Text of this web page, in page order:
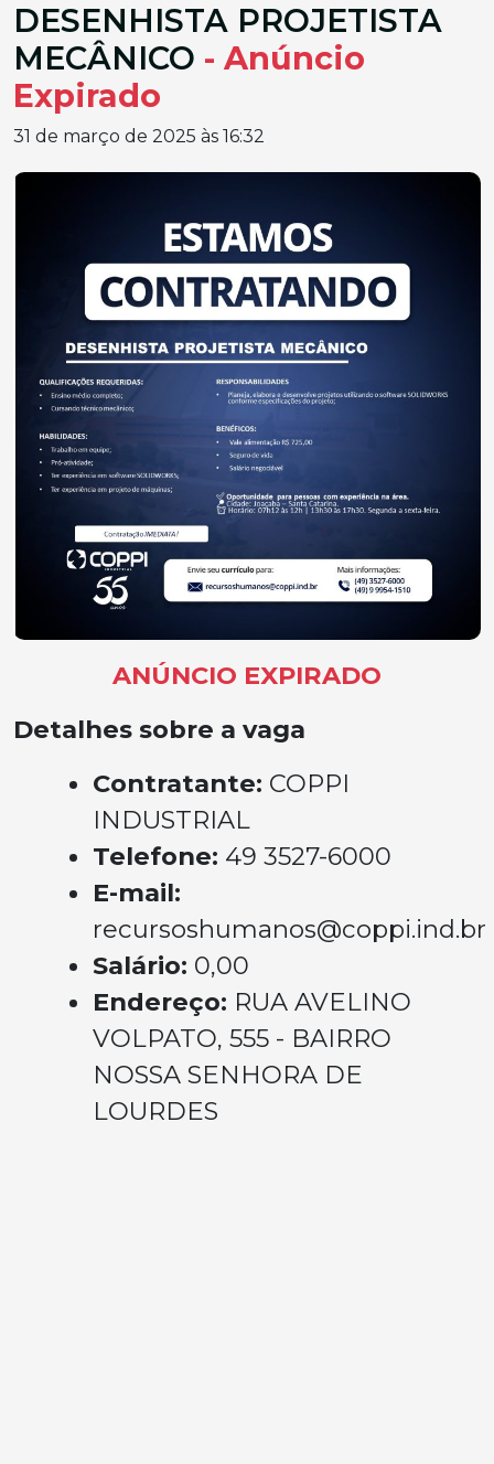
DESENHISTA PROJETISTA
MECÂNICO - Anúncio
Expirado
31 de março de 2025 às 16:32
ANÚNCIO EXPIRADO
Detalhes sobre a vaga
Contratante: COPPI
INDUSTRIAL
Telefone: 49 3527-6000
E-mail:
recursoshumanos@coppi.ind.br
Salário: 0,00
Endereço: RUA AVELINO
VOLPATO, 555 - BAIRRO
NOSSA SENHORA DE
LOURDES